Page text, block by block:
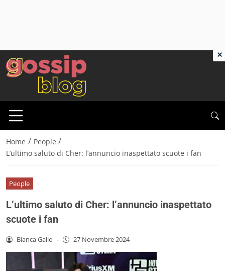
Home / People /
L’ultimo saluto di Cher: l’annuncio inaspettato scuote i fan
People
L’ultimo saluto di Cher: l’annuncio inaspettato
scuote i fan
Bianca Gallo - 27 Novembre 2024
×